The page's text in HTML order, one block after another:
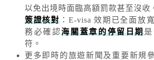
以免出境時面臨高額罰款甚至沒收
簽證核對：E-visa 效期已全面放
務必確認海關蓋章的停留日期
符。
更多即時的旅遊新聞及重要新規